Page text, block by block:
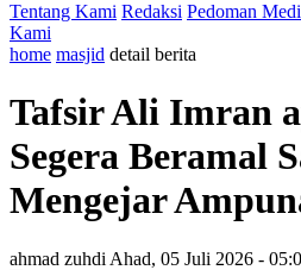
Tentang Kami Redaksi Pedoman
Kami
home masjid detail berita
Tafsir Ali Imran
Segera Beramal
Mengejar
ahmad zuhdi Ahad, 05 Juli 2026 -